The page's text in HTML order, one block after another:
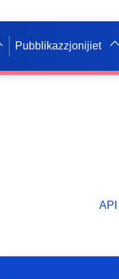
Pubblikazzjonijiet
API